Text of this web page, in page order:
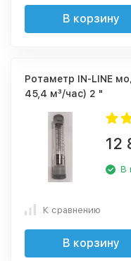
В корзину
Ротаметр IN-LINE
45,4 м³/час) 2 "
12
В
К сравнению
В корзину